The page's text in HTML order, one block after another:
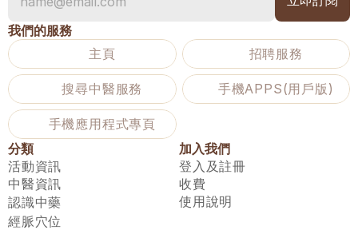
我們的服務
主頁
招聘服務
搜尋中醫服務 手機APPS(用戶版)
手機應用程式專頁
分類
活動資訊
中醫資訊
認識中藥
經脈穴位
加入我們
登入及註冊
收費
使用說明